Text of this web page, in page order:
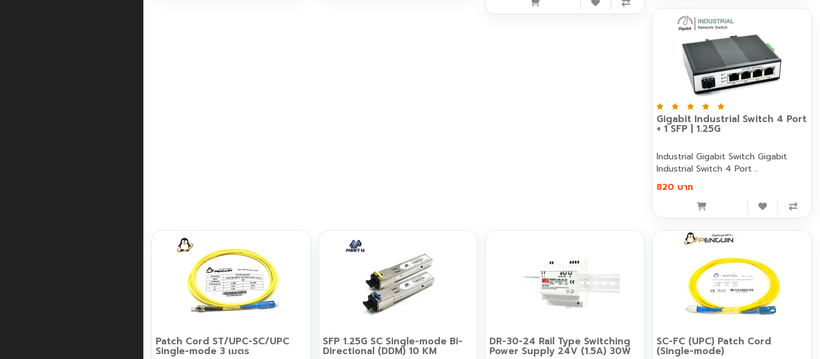
Gigabit Industrial Switch 4 Port
+ 1 SFP | 1.25G
Industrial Gigabit Switch Gigabit
Industrial Switch 4 Port ..
820 บาท
Patch Cord ST/UPC-SC/UPC
Single-mode 3 เมตร
SFP 1.25G SC Single-mode Bi-
Directional (DDM) 10 KM
DR-30-24 Rail Type Switching
Power Supply 24V (1.5A) 30W
SC-FC (UPC) Patch Cord
(Single-mode)